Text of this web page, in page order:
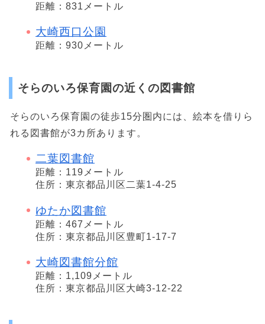
距離：831メートル
大崎西口公園
距離：930メートル
そらのいろ保育園の近くの図書館
そらのいろ保育園の徒歩15分圏内には、絵本を借りら
れる図書館が3カ所あります。
二葉図書館
距離：119メートル
住所：東京都品川区二葉1-4-25
ゆたか図書館
距離：467メートル
住所：東京都品川区豊町1-17-7
大崎図書館分館
距離：1,109メートル
住所：東京都品川区大崎3-12-22